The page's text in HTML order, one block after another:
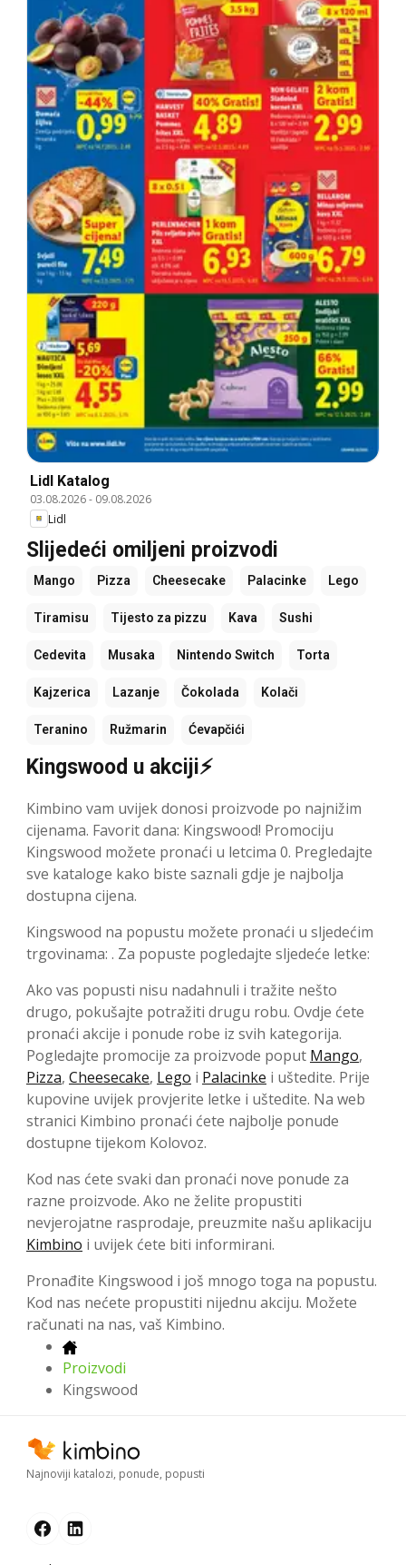
Lidl Katalog
03.08.2026- 09.08.2026
Lidl
Slijedeći omiljeni proizvodi
Mango Pizza Cheesecake Palacinke Lego
Tiramisu Tijesto za pizzu Kava Sushi
Cedevita Musaka Nintendo Switch Torta
Kajzerica Lazanje Čokolada Kolači
Teranino Ružmarin Ćevapčići
Kingswood u akciji⚡
Kimbino vam uvijek donosi proizvode po najnižim
cijenama. Favorit dana: Kingswood! Promociju
Kingswood možete pronaći u letcima 0. Pregledajte
sve kataloge kako biste saznali gdje je najbolja
dostupna cijena.
Kingswood na popustu možete pronaći u sljedećim
trgovinama: . Za popuste pogledajte sljedeće letke:
Ako vas popusti nisu nadahnuli i tražite nešto
drugo, pokušajte potražiti drugu robu. Ovdje ćete
pronaći akcije i ponude robe iz svih kategorija.
Pogledajte promocije za proizvode poput Mango,
Pizza, Cheesecake, Lego i Palacinke i uštedite. Prije
kupovine uvijek provjerite letke i uštedite. Na web
stranici Kimbino pronaći ćete najbolje ponude
dostupne tijekom Kolovoz.
Kod nas ćete svaki dan pronaći nove ponude za
razne proizvode. Ako ne želite propustiti
nevjerojatne rasprodaje, preuzmite našu aplikaciju
Kimbino i uvijek ćete biti informirani.
Pronađite Kingswood i još mnogo toga na popustu.
Kod nas nećete propustiti nijednu akciju. Možete
računati na nas, vaš Kimbino.
Proizvodi
Kingswood
Najnoviji katalozi, ponude, popusti